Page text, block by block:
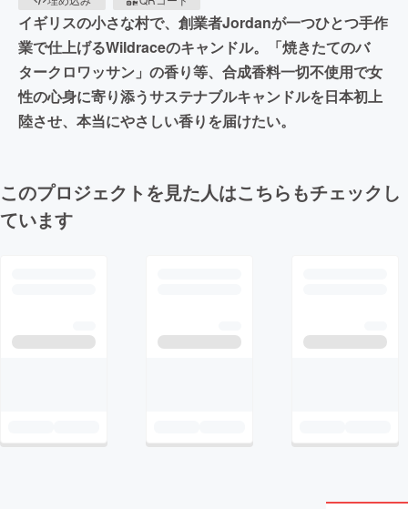
イギリスの小さな村で、創業者Jordanが一つひとつ手作
業で仕上げるWildraceのキャンドル。「焼きたてのバ
タークロワッサン」の香り等、合成香料一切不使用で女
性の心身に寄り添うサステナブルキャンドルを日本初上
陸させ、本当にやさしい香りを届けたい。
このプロジェクトを見た人はこちらもチェックし
ています